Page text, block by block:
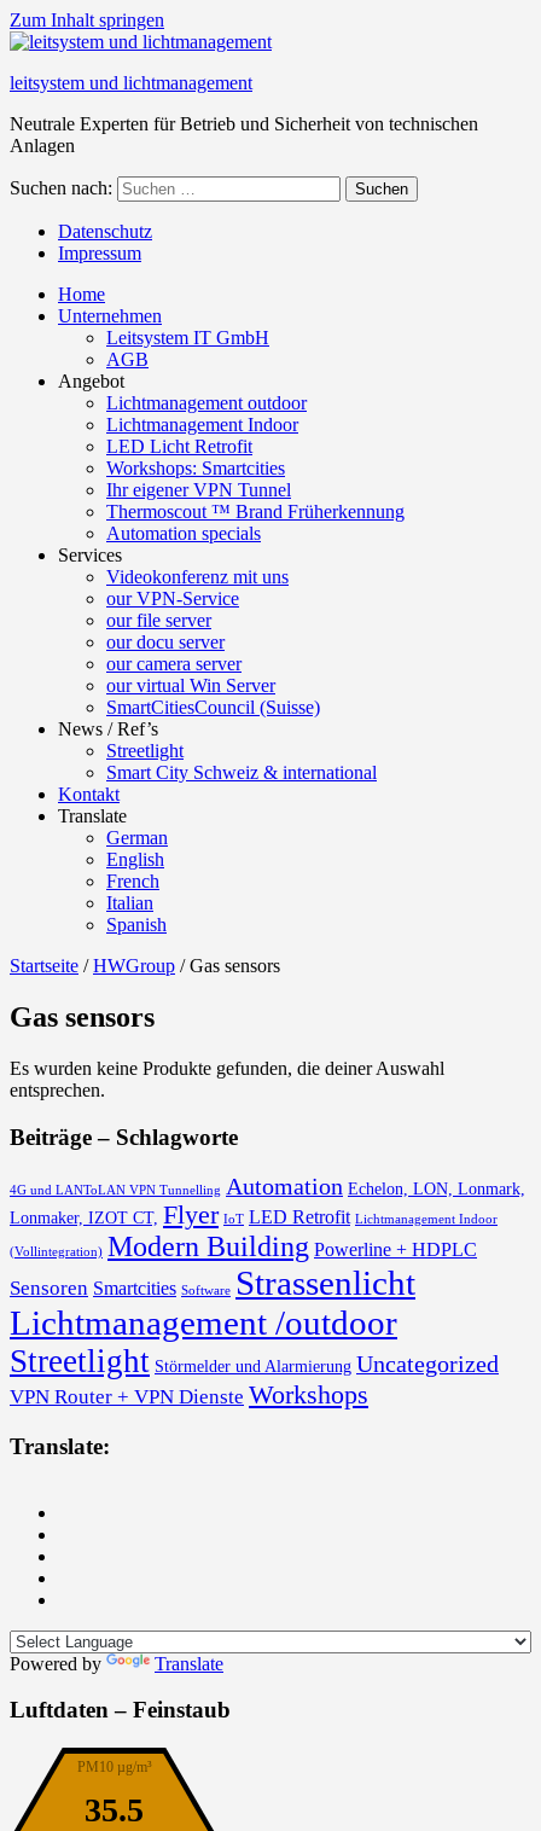
Zum Inhalt springen
leitsystem und lichtmanagement
Neutrale Experten für Betrieb und Sicherheit von technischen
Anlagen
Suchen nach: Suchen
Datenschutz
Impressum
Home
Unternehmen
Leitsystem IT GmbH
AGB
Angebot
Lichtmanagement outdoor
Lichtmanagement Indoor
LED Licht Retrofit
Workshops: Smartcities
Ihr eigener VPN Tunnel
Thermoscout ™ Brand Früherkennung
Automation specials
Services
Videokonferenz mit uns
our VPN-Service
our file server
our docu server
our camera server
our virtual Win Server
SmartCitiesCouncil (Suisse)
News / Ref’s
Streetlight
Smart City Schweiz & international
Kontakt
Translate
German
English
French
Italian
Spanish
Startseite /HWGroup / Gas sensors
Gas sensors
Es wurden keine Produkte gefunden, die deiner Auswahl
entsprechen.
Beiträge – Schlagworte
4G und LANToLAN VPN Tunnelling Automation Echelon, LON, Lonmark,
Lonmaker, IZOT CT, Flyer IoT LED Retrofit Lichtmanagement Indoor
(Vollintegration) Modern Building Powerline + HDPLC
Sensoren Smartcities Software Strassenlicht
Lichtmanagement /outdoor
Streetlight Störmelder und Alarmierung Uncategorized
VPN Router + VPN Dienste Workshops
Translate:
Powered by Translate
Luftdaten – Feinstaub
PM10 µg/m³
35.5